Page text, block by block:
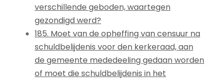
verschillende geboden, waartegen
gezondigd werd?
185. Moet van de opheffing van censuur na
schuldbelijdenis voor den kerkeraad, aan
de gemeente mededeeling gedaan worden
of moet die schuldbelijdenis in het